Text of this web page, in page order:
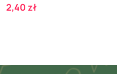
Cena
2,40 zł